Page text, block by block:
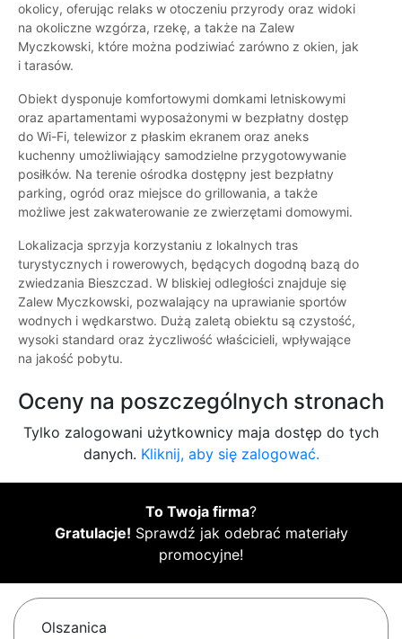
okolicy, oferując relaks w otoczeniu przyrody oraz widoki
na okoliczne wzgórza, rzekę, a także na Zalew
Myczkowski, które można podziwiać zarówno z okien, jak
i tarasów.
Obiekt dysponuje komfortowymi domkami letniskowymi
oraz apartamentami wyposażonymi w bezpłatny dostęp
do Wi-Fi, telewizor z płaskim ekranem oraz aneks
kuchenny umożliwiający samodzielne przygotowywanie
posiłków. Na terenie ośrodka dostępny jest bezpłatny
parking, ogród oraz miejsce do grillowania, a także
możliwe jest zakwaterowanie ze zwierzętami domowymi.
Lokalizacja sprzyja korzystaniu z lokalnych tras
turystycznych i rowerowych, będących dogodną bazą do
zwiedzania Bieszczad. W bliskiej odległości znajduje się
Zalew Myczkowski, pozwalający na uprawianie sportów
wodnych i wędkarstwo. Dużą zaletą obiektu są czystość,
wysoki standard oraz życzliwość właścicieli, wpływające
na jakość pobytu.
Oceny na poszczególnych stronach
Tylko zalogowani użytkownicy maja dostęp do tych
danych. Kliknij, aby się zalogować.
To Twoja firma?
Gratulacje! Sprawdź jak odebrać materiały
promocyjne!
Olszanica